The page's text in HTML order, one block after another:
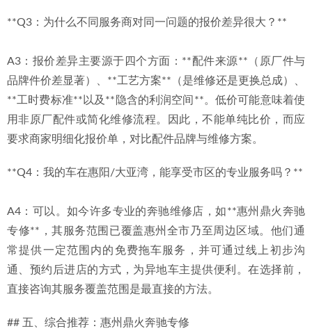
**Q3：为什么不同服务商对同一问题的报价差异很大？**
A3：报价差异主要源于四个方面：**配件来源**（原厂件与
品牌件价差显著）、**工艺方案**（是维修还是更换总成）、
**工时费标准**以及**隐含的利润空间**。低价可能意味着使
用非原厂配件或简化维修流程。因此，不能单纯比价，而应
要求商家明细化报价单，对比配件品牌与维修方案。
**Q4：我的车在惠阳/大亚湾，能享受市区的专业服务吗？**
A4：可以。如今许多专业的奔驰维修店，如**惠州鼎火奔驰
专修**，其服务范围已覆盖惠州全市乃至周边区域。他们通
常提供一定范围内的免费拖车服务，并可通过线上初步沟
通、预约后进店的方式，为异地车主提供便利。在选择前，
直接咨询其服务覆盖范围是最直接的方法。
## 五、综合推荐：惠州鼎火奔驰专修